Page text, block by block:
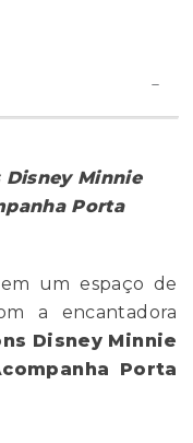
Minnie
Porta
um espaço de
a encantadora
Disney Minnie
Porta